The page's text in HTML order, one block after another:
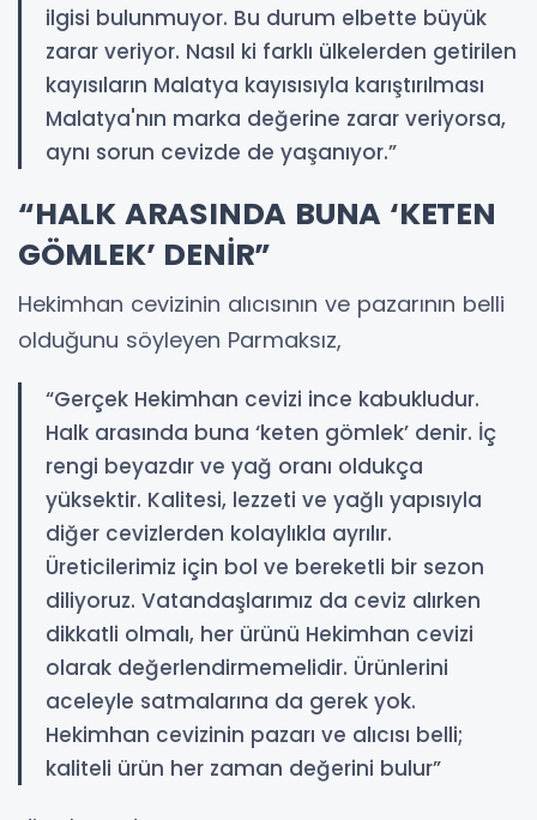
ilgisi bulunmuyor. Bu durum elbette büyük
zarar veriyor. Nasıl ki farklı ülkelerden getirilen
kayısıların Malatya kayısısıyla karıştırılması
Malatya'nın marka değerine zarar veriyorsa,
aynı sorun cevizde de yaşanıyor.”
“HALK ARASINDA BUNA ‘KETEN
GÖMLEK’ DENİR”
Hekimhan cevizinin alıcısının ve pazarının belli
olduğunu söyleyen Parmaksız,
“Gerçek Hekimhan cevizi ince kabukludur.
Halk arasında buna ‘keten gömlek’ denir. İç
rengi beyazdır ve yağ oranı oldukça
yüksektir. Kalitesi, lezzeti ve yağlı yapısıyla
diğer cevizlerden kolaylıkla ayrılır.
Üreticilerimiz için bol ve bereketli bir sezon
diliyoruz. Vatandaşlarımız da ceviz alırken
dikkatli olmalı, her ürünü Hekimhan cevizi
olarak değerlendirmemelidir. Ürünlerini
aceleyle satmalarına da gerek yok.
Hekimhan cevizinin pazarı ve alıcısı belli;
kaliteli ürün her zaman değerini bulur”